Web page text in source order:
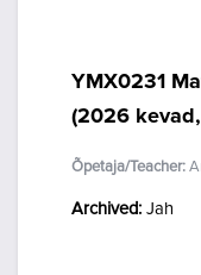
YMX0231
(2026
Õpetaja/Teacher:
Archived: Jah